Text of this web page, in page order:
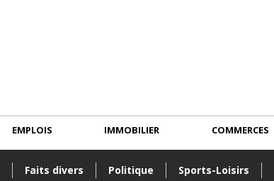
Faits divers Politique Sports-Loisirs
EMPLOIS IMMOBILIER COMMERCES